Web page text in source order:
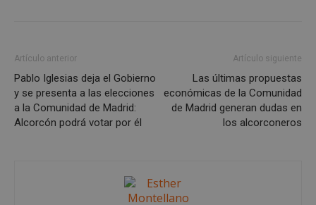
Artículo anterior
Pablo Iglesias deja el Gobierno
y se presenta a las elecciones
a la Comunidad de Madrid:
Alcorcón podrá votar por él
Artículo siguiente
Las últimas propuestas
económicas de la Comunidad
de Madrid generan dudas en
los alcorconeros